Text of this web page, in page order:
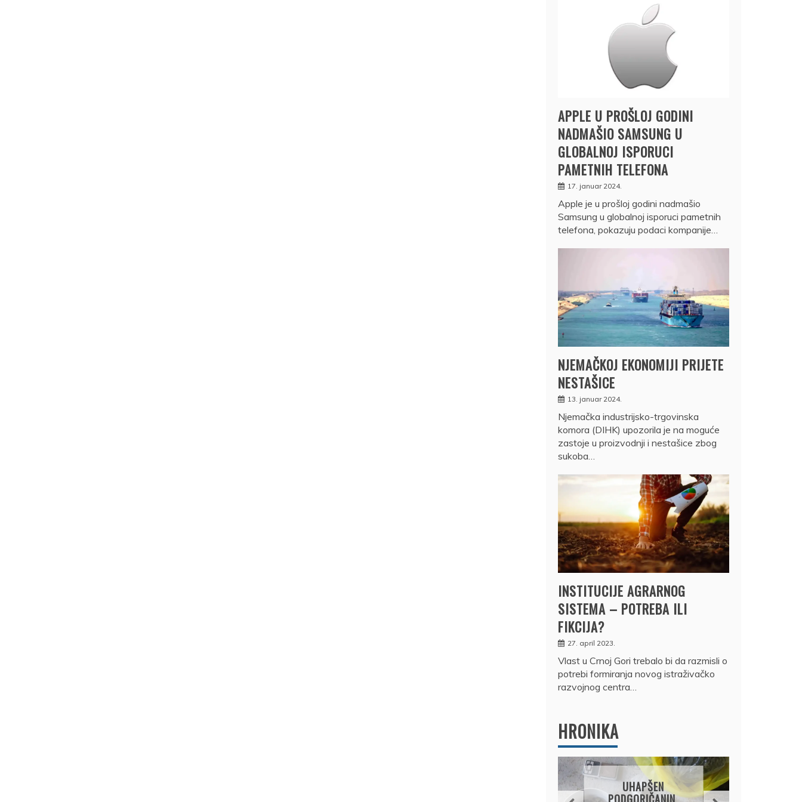
APPLE U PROŠLOJ GODINI
NADMAŠIO SAMSUNG U
GLOBALNOJ ISPORUCI
PAMETNIH TELEFONA
17. januar 2024.
Apple je u prošloj godini nadmašio
Samsung u globalnoj isporuci pametnih
telefona, pokazuju podaci kompanije…
NJEMAČKOJ EKONOMIJI PRIJETE
NESTAŠICE
13. januar 2024.
Njemačka industrijsko-trgovinska
komora (DIHK) upozorila je na moguće
zastoje u proizvodnji i nestašice zbog
sukoba…
INSTITUCIJE AGRARNOG
SISTEMA – POTREBA ILI
FIKCIJA?
27. april 2023.
Vlast u Crnoj Gori trebalo bi da razmisli o
potrebi formiranja novog istraživačko
razvojnog centra…
HRONIKA
UHAPŠEN